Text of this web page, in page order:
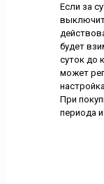
Если за
будет
суток до
может
При
периода